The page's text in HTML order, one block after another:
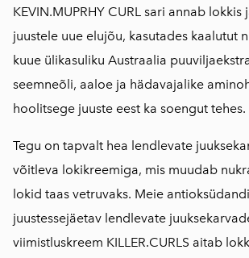
KEVIN.MUPRHY CURL sari annab
juustele uue elujõu, kasutades kaalutut
kuue ülikasuliku Austraalia
seemneõli, aaloe ja hädavajalike
hoolitsege juuste eest ka soengut tehes.
Tegu on tapvalt hea lendlevate
võitleva lokikreemiga, mis muudab
lokid taas vetruvaks. Meie
juustessejäetav lendlevate
viimistluskreem KILLER.CURLS aitab